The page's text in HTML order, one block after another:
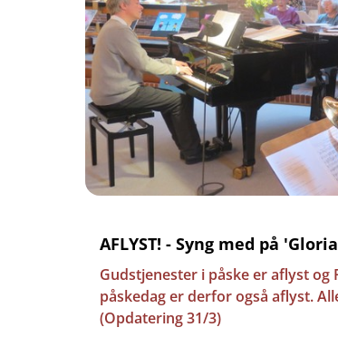
AFLYST! - Syng med på
Gudstjenester i påske er aflyst
påskedag er derfor også aflyst.
(Opdatering 31/3)